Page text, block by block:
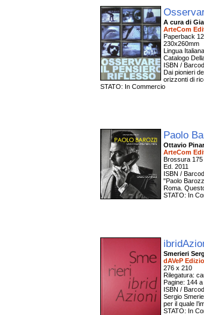
A cura di
ArteCom
Paperback
230x260mm
Lingua Italiana
Catalogo
ISBN /
Dai pionieri
orizzonti di
STATO: In Commercio
Paolo
Ottavio
ArteCom
Brossura 175
Ed. 2011
ISBN /
"Paolo
Roma.
STATO: In
Smerieri
dAVeP
276 x 210
Rilegatura:
Pagine: 144
ISBN /
Sergio
per il quale
STATO: In